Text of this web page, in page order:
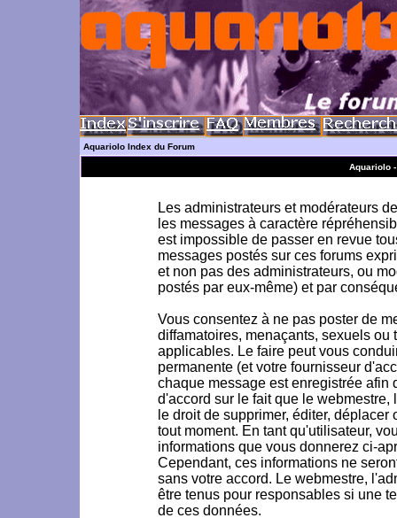
Aquariolo Index du Forum
Aquariolo
Les administrateurs et modérateurs
les messages à caractère
est impossible de passer en revue
messages postés sur ces forums
et non pas des administrateurs, ou
postés par eux-même) et par
Vous consentez à ne pas poster de
diffamatoires, menaçants, sexuels
applicables. Le faire peut vous
permanente (et votre fournisseur
chaque message est enregistrée afin
d'accord sur le fait que le
le droit de supprimer, éditer,
tout moment. En tant qu'utilisateur,
informations que vous donnerez ci-
Cependant, ces informations ne
sans votre accord. Le webmestre,
être tenus pour responsables si une
de ces données.